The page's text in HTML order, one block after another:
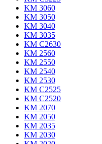
KM 3060
KM 3050
KM 3040
KM 3035
KM C2630
KM 2560
KM 2550
KM 2540
KM 2530
KM C2525
KM C2520
KM 2070
KM 2050
KM 2035
KM 2030